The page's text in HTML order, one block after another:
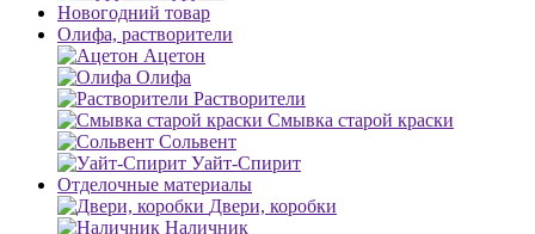
Новогодний товар
Олифа, растворители
Ацетон
Олифа
Растворители
Смывка старой краски
Сольвент
Уайт-Спирит
Отделочные материалы
Двери, коробки
Наличник